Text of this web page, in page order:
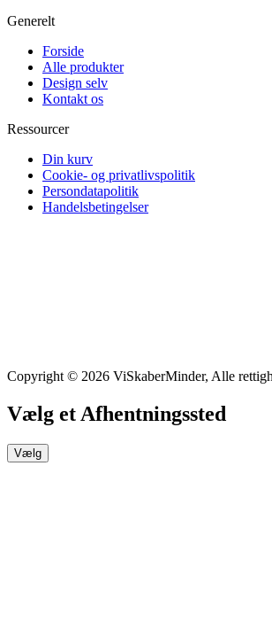
Generelt
Forside
Alle produkter
Design selv
Kontakt os
Ressourcer
Din kurv
Cookie- og privatlivspolitik
Persondatapolitik
Handelsbetingelser
Copyright © 2026 ViSkaberMinder, Alle
Vælg et Afhentningssted
Vælg